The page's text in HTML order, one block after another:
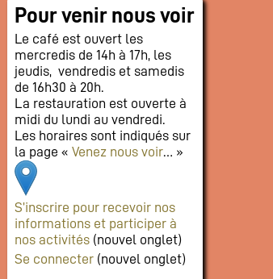
Pour venir nous voir
Le café est ouvert les
mercredis de 14h à 17h, les
jeudis, vendredis et samedis
de 16h30 à 20h.
La restauration est ouverte à
midi du lundi au vendredi.
Les horaires sont indiqués sur
la page « Venez nous voir … »
S’inscrire pour recevoir nos
informations et participer à
nos activités (nouvel onglet)
Se connecter (nouvel onglet)